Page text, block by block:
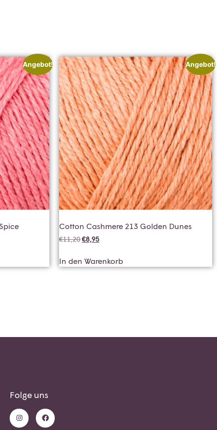
Angebot! Angebot!
Cotton Cashmere 213 Golden Dunes
€11,20€8,95
In den Warenkorb
Folge uns